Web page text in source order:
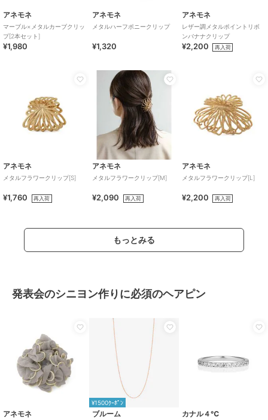
アネモネ
マーブル×メタルカーブクリッ
プ[2本セット]
¥1,980
アネモネ
メタルハーフポニークリップ
¥1,320
アネモネ
レザー調メタルポイントリボ
ンバナナクリップ
¥2,200 再入荷
アネモネ
メタルフラワークリップ[S]
¥1,760 再入荷
アネモネ
メタルフラワークリップ[M]
¥2,090 再入荷
アネモネ
メタルフラワークリップ[L]
¥2,200 再入荷
もっとみる
発表会のシニヨン作りに必須のヘアピン
アネモネ
¥1500ｸｰﾎﾟﾝ
ブルーム カナル４℃